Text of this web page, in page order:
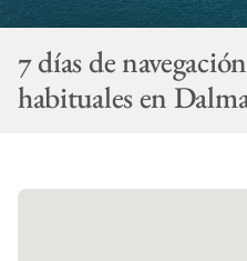
7 días de
habituales en